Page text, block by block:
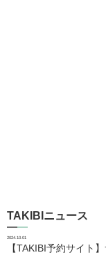
TAKIBIニュース
2024.10.01
【TAKIBI予約サイト